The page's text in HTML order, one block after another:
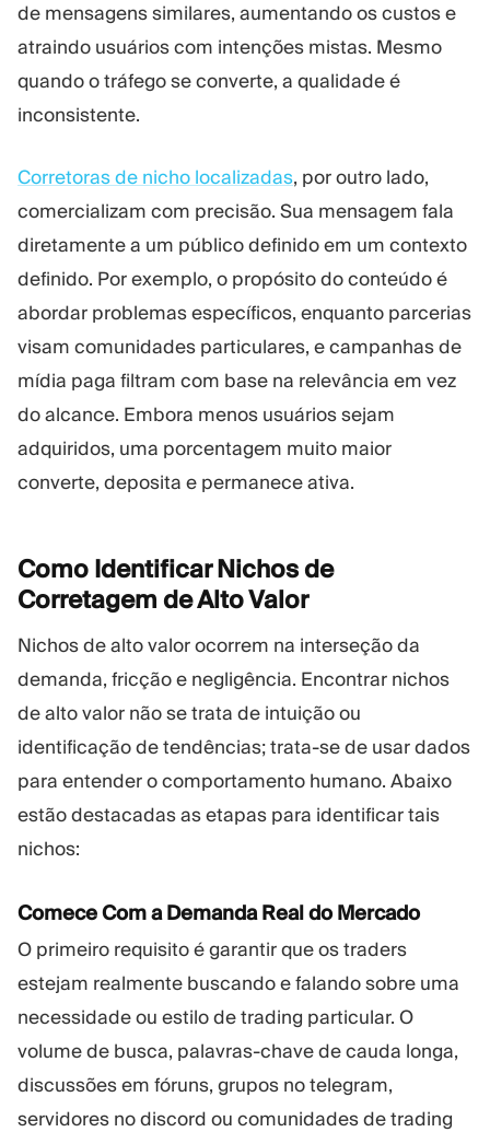
de mensagens similares, aumentando os custos e
atraindo usuários com intenções mistas. Mesmo
quando o tráfego se converte, a qualidade é
inconsistente.
Corretoras de nicho localizadas, por outro lado,
comercializam com precisão. Sua mensagem fala
diretamente a um público definido em um contexto
definido. Por exemplo, o propósito do conteúdo é
abordar problemas específicos, enquanto parcerias
visam comunidades particulares, e campanhas de
mídia paga filtram com base na relevância em vez
do alcance. Embora menos usuários sejam
adquiridos, uma porcentagem muito maior
converte, deposita e permanece ativa.
Como Identificar Nichos de
Corretagem de AltoValor
Nichos de alto valor ocorrem na interseção da
demanda, fricção e negligência. Encontrar nichos
de alto valor não se trata de intuição ou
identificação de tendências; trata-se de usar dados
para entender o comportamento humano. Abaixo
estão destacadas as etapas para identificar tais
nichos:
Comece Com a Demanda Real do Mercado
O primeiro requisito é garantir que os traders
estejam realmente buscando e falando sobre uma
necessidade ou estilo de trading particular. O
volume de busca, palavras-chave de cauda longa,
discussões em fóruns, grupos no telegram,
servidores no discord ou comunidades de trading